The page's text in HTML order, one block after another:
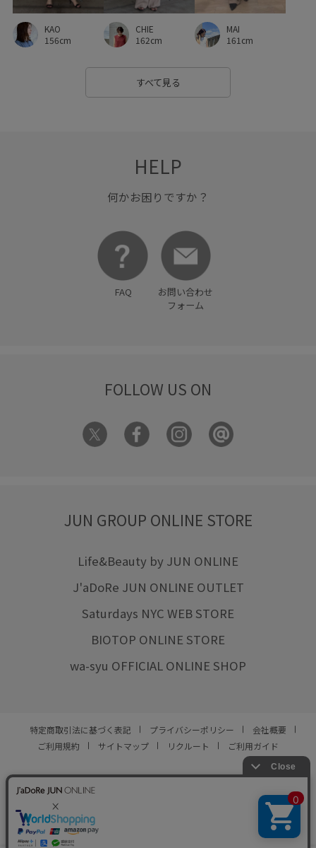
KAO
156cm
CHIE
162cm
MAI
161cm
すべて見る
HELP
何かお困りですか？
FAQ
お問い合わせ
フォーム
FOLLOW US ON
JUN GROUP ONLINE STORE
Life&Beauty by JUN ONLINE
J'aDoRe JUN ONLINE OUTLET
Saturdays NYC WEB STORE
BIOTOP ONLINE STORE
wa-syu OFFICIAL ONLINE SHOP
特定商取引法に基づく表記 プライバシーポリシー
会社概要
ご利用規約
サイトマップ リクルート ご利用ガイド
© JUN CO.,LTD. ALL RIGHTS RESERVED.